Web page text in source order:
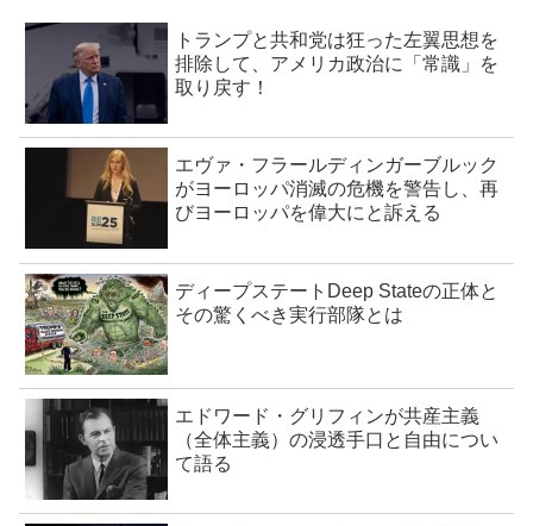
トランプと共和党は狂った左翼思想を
排除して、アメリカ政治に「常識」を
取り戻す！
エヴァ・フラールディンガーブルック
がヨーロッパ消滅の危機を警告し、再
びヨーロッパを偉大にと訴える
ディープステートDeep Stateの正体と
その驚くべき実行部隊とは
エドワード・グリフィンが共産主義
（全体主義）の浸透手口と自由につい
て語る